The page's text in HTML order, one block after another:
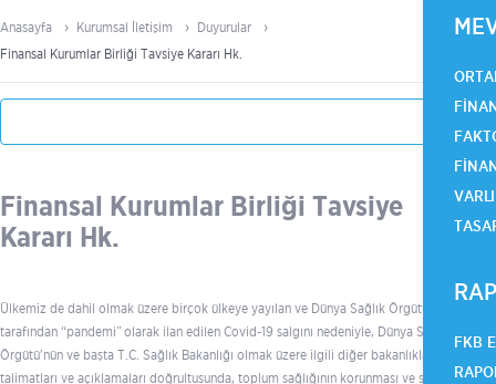
FKB
Anasayfa Kurumsal İletişim
Duyurular
Finansal Kurumlar Birliği Tavsiye Kararı Hk.
Finansal Kurumlar Birliği Tavsiye
Kararı Hk.
Ülkemiz de dahil olmak üzere birçok ülkeye yayılan ve Dünya Sağlık Örgütü
tarafından “pandemi” olarak ilan edilen Covid-19 salgını nedeniyle, Dünya Sağlık
Örgütü’nün ve başta T.C. Sağlık Bakanlığı olmak üzere ilgili diğer bakanlıkların
talimatları ve açıklamaları doğrultusunda, toplum sağlığının korunması ve salgın